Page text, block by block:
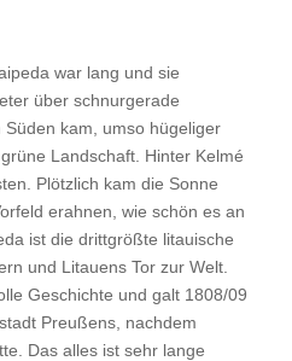
war lang und sie
über schnurgerade
kam, umso hügeliger
Landschaft. Hinter Kelmé
Plötzlich kam die Sonne
erahnen, wie schön es an
ist die drittgrößte litauische
und Litauens Tor zur Welt.
Geschichte und galt 1808/09
Preußens, nachdem
Das alles ist sehr lange